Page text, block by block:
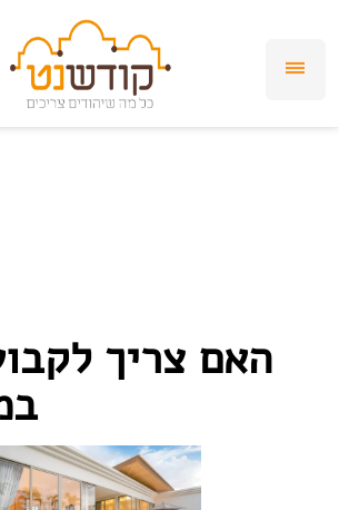
האם צריך
מזוזה
האם צריך